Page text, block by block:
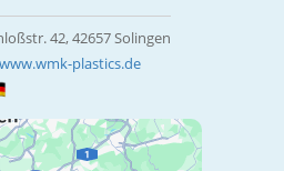
42, 42657 Solingen
plastics.de